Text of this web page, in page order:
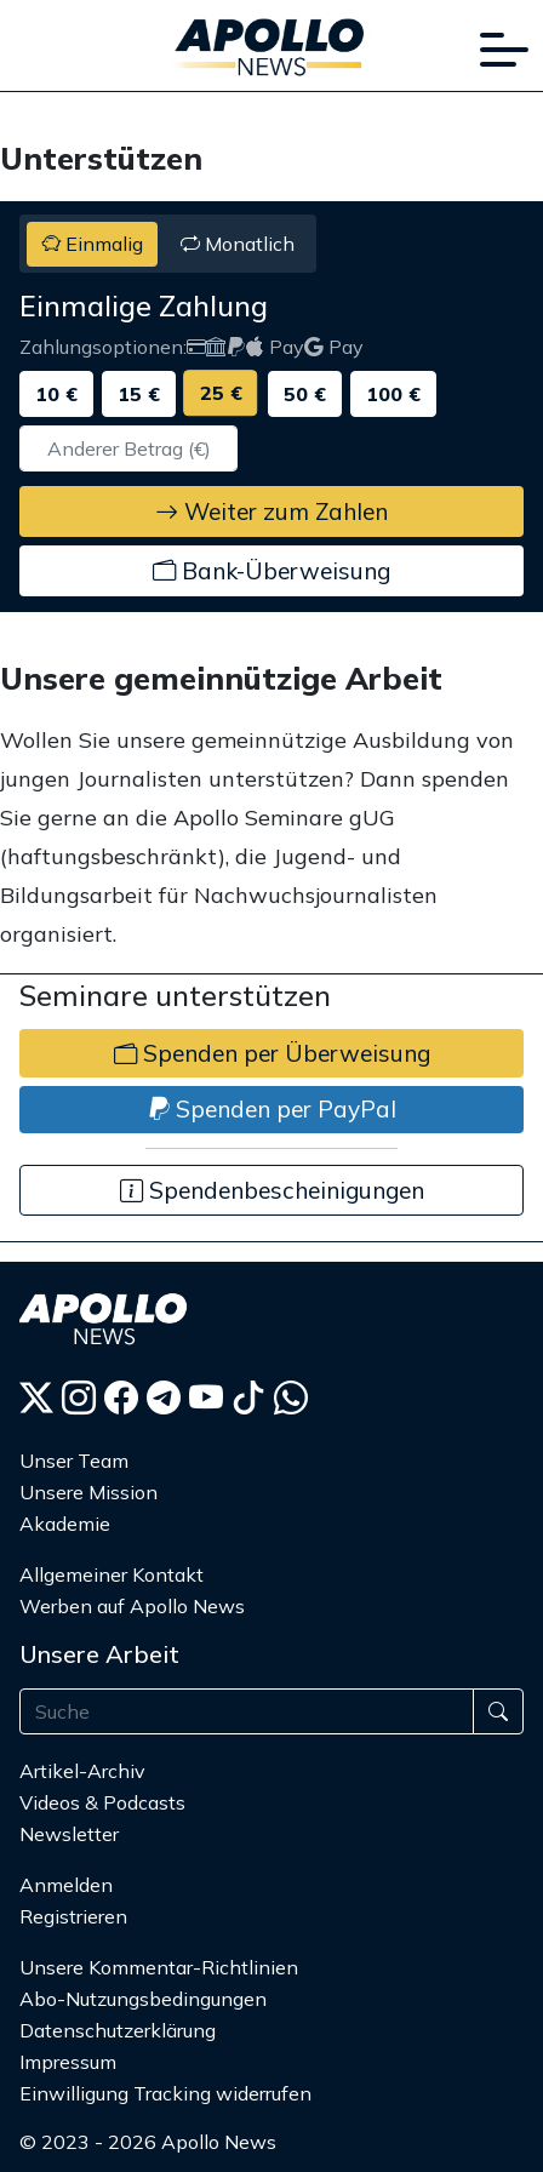
Unterstützen
Einmalig Monatlich
Einmalige Zahlung
Zahlungsoptionen: Pay
Pay
10 €
15 € 25 € 50 € 100 €
Weiter zum Zahlen
Bank-Überweisung
Unsere gemeinnützige Arbeit
Wollen Sie unsere gemeinnützige Ausbildung von
jungen Journalisten unterstützen? Dann spenden
Sie gerne an die Apollo Seminare gUG
(haftungsbeschränkt), die Jugend- und
Bildungsarbeit für Nachwuchsjournalisten
organisiert.
Seminare unterstützen
Spenden per Überweisung
Spenden per PayPal
Spendenbescheinigungen
Unser Team
Unsere Mission
Akademie
Allgemeiner Kontakt
Werben auf Apollo News
Unsere Arbeit
Artikel-Archiv
Videos & Podcasts
Newsletter
Anmelden
Registrieren
Unsere Kommentar-Richtlinien
Abo-Nutzungsbedingungen
Datenschutzerklärung
Impressum
Einwilligung Tracking widerrufen
© 2023 - 2026 Apollo News